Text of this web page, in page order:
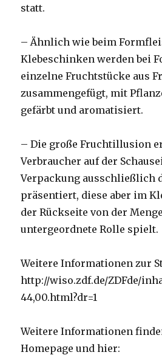
statt.
– Ähnlich wie beim
Klebeschinken werden bei
einzelne Fruchtstücke aus
zusammengefügt, mit
gefärbt und aromatisiert.
– Die große Fruchtillusion
Verbraucher auf der
Verpackung ausschließlich
präsentiert, diese aber im
der Rückseite von der
untergeordnete Rolle spielt.
Weitere Informationen zur
http://wiso.zdf.de/ZDFde/
44,00.html?dr=1
Weitere Informationen
Homepage und hier: